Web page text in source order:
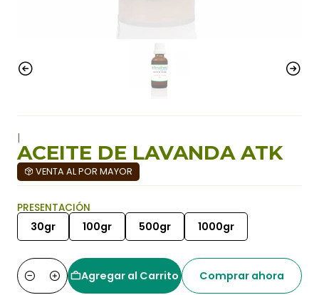
|
ACEITE DE LAVANDA ATK
VENTA AL POR MAYOR
PRESENTACIÓN
30gr 100gr 500gr 1000gr
Cantidad
Agregar al Carrito Comprar ahora